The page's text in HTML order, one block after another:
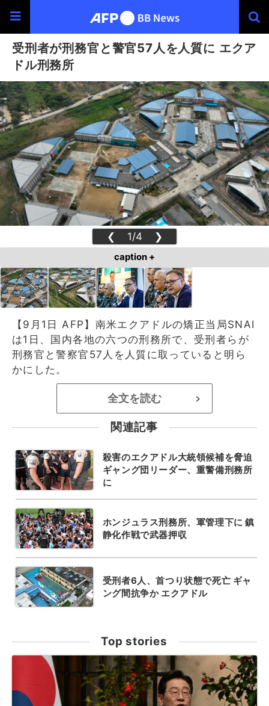
受刑者が刑務官と警官57人を人質に エクア
ドル刑務所
❮ 1/4 ❯
caption +
【9月1日 AFP】南米エクアドルの矯正当局SNAI
は1日、国内各地の六つの刑務所で、受刑者らが
刑務官と警察官57人を人質に取っていると明ら
かにした。
全文を読む >
関連記事
殺害のエクアドル大統領候補を脅迫
ギャング団リーダー、重警備刑務所
に
ホンジュラス刑務所、軍管理下に 鎮
静化作戦で武器押収
受刑者6人、首つり状態で死亡 ギャ
ング間抗争か エクアドル
Top stories